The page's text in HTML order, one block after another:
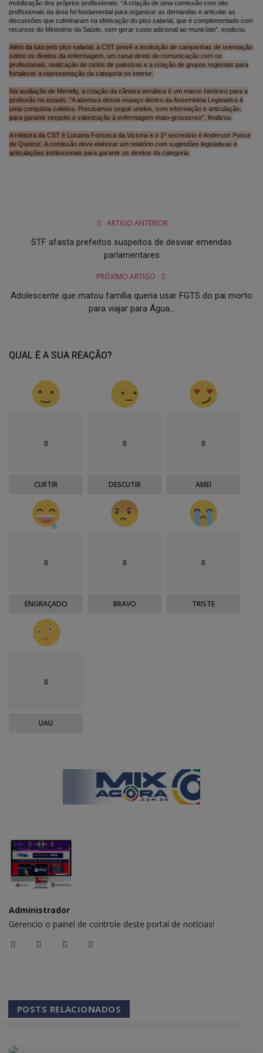
mobilização dos próprios profissionais. “A criação de uma comissão com oito
profissionais da área foi fundamental para organizar as demandas e articular as
discussões que culminaram na efetivação do piso salarial, que é complementado com
recursos do Ministério da Saúde, sem gerar custo adicional ao município”, explicou.
Além da luta pelo piso salarial, a CST prevê a instituição de campanhas de orientação
sobre os direitos da enfermagem, um canal direto de comunicação com os
profissionais, realização de ciclos de palestras e a criação de grupos regionais para
fortalecer a representação da categoria no interior.
Na avaliação de Merielly, a criação da câmara temática é um marco histórico para a
profissão no estado. “A abertura desse espaço dentro da Assembleia Legislativa é
uma conquista coletiva. Precisamos seguir unidos, com informação e articulação,
para garantir respeito e valorização à enfermagem mato-grossense”, finalizou.
A relatora da CST é Luciana Fonseca da Victoria e o 1º secretário é Anderson Ponce
de Queiroz. A comissão deve elaborar um relatório com sugestões legislativas e
articulações institucionais para garantir os direitos da categoria.
ARTIGO ANTERIOR
STF afasta prefeitos suspeitos de desviar emendas
parlamentares
PRÓXIMO ARTIGO
Adolescente que matou família queria usar FGTS do pai morto
para viajar para Água...
QUAL É A SUA REAÇÃO?
0
CURTIR
0
DESCUTIR
0
AMEI
0
ENGRAÇADO
0
BRAVO
0
TRISTE
0
UAU
Administrador
Gerencio o painel de controle deste portal de notícias!
POSTS RELACIONADOS